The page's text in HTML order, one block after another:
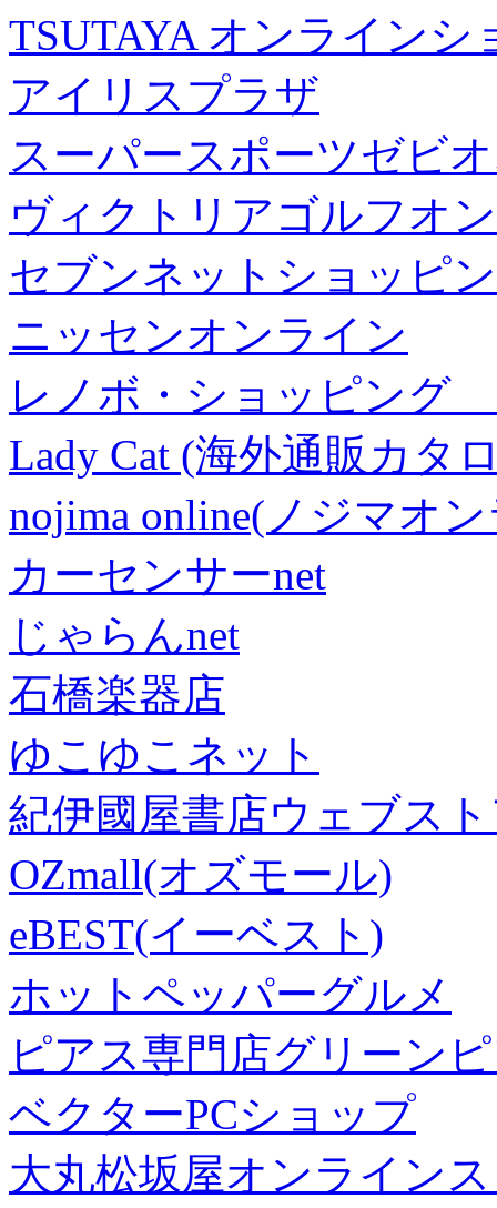
TSUTAYA オンラインシ
アイリスプラザ
スーパースポーツゼビ
ヴィクトリアゴルフオ
セブンネットショッピ
ニッセンオンライン
レノボ・ショッピング
Lady Cat (海外通販カタ
nojima online(ノジマオ
カーセンサーnet
じゃらんnet
石橋楽器店
ゆこゆこネット
紀伊國屋書店ウェブス
OZmall(オズモール)
eBEST(イーベスト)
ホットペッパーグルメ
ピアス専門店グリーン
ベクターPCショップ
大丸松坂屋オンライン